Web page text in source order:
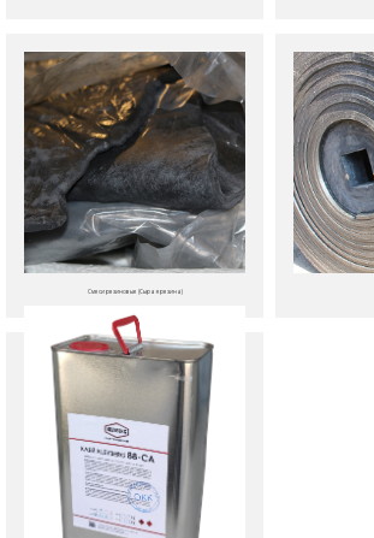
Смеси резиновые (Сырая резина)